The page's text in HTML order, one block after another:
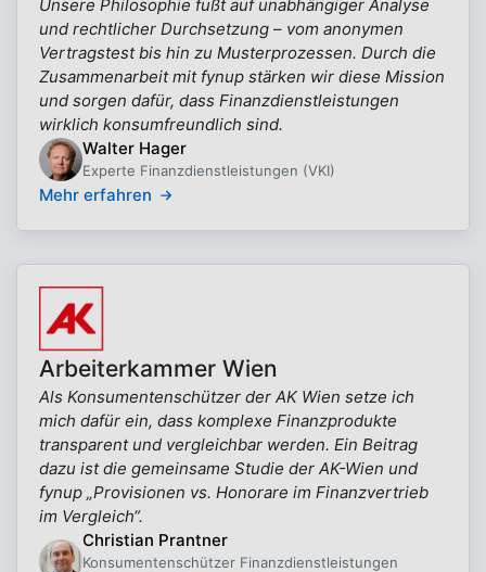
Unsere Philosophie fußt auf unabhängiger Analyse
und rechtlicher Durchsetzung – vom anonymen
Vertragstest bis hin zu Musterprozessen. Durch die
Zusammenarbeit mit fynup stärken wir diese Mission
und sorgen dafür, dass Finanzdienstleistungen
wirklich konsumfreundlich sind.
Walter Hager
Experte Finanzdienstleistungen (VKI)
Mehr erfahren
Arbeiterkammer Wien
Als Konsumentenschützer der AK Wien setze ich
mich dafür ein, dass komplexe Finanzprodukte
transparent und vergleichbar werden. Ein Beitrag
dazu ist die gemeinsame Studie der AK-Wien und
fynup „Provisionen vs. Honorare im Finanzvertrieb
im Vergleich“.
Christian Prantner
Konsumentenschützer Finanzdienstleistungen